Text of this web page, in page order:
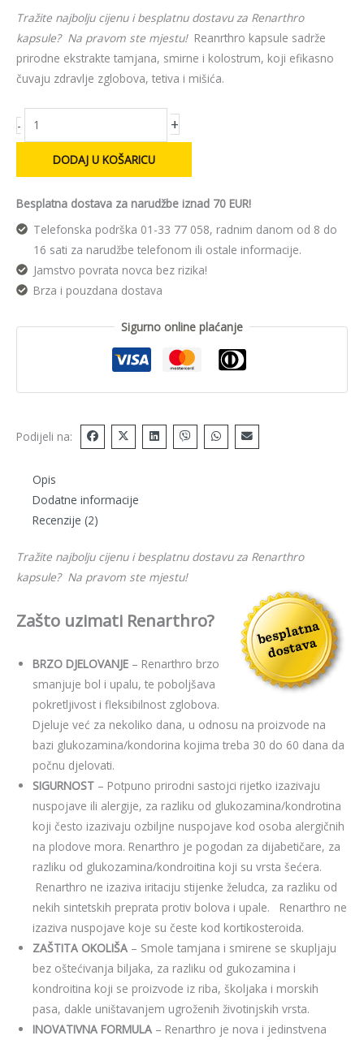
Tražite najbolju cijenu i besplatnu dostavu za Renarthro
kapsule? Na pravom ste mjestu! Reanrthro kapsule sadrže
prirodne ekstrakte tamjana, smirne i kolostrum, koji efikasno
čuvaju zdravlje zglobova, tetiva i mišića.
- +
DODAJ U KOŠARICU
Besplatna dostava za narudžbe iznad 70 EUR!
Telefonska podrška 01-33 77 058, radnim danom od 8 do
16 sati za narudžbe telefonom ili ostale informacije.
Jamstvo povrata novca bez rizika!
Brza i pouzdana dostava
Sigurno online plaćanje
Podijeli na:
Opis
Dodatne informacije
Recenzije (2)
Tražite najbolju cijenu i besplatnu dostavu za Renarthro
kapsule? Na pravom ste mjestu!
Zašto uzimati Renarthro?
BRZO DJELOVANJE – Renarthro brzo
smanjuje bol i upalu, te poboljšava
pokretljivost i fleksibilnost zglobova.
Djeluje već za nekoliko dana, u odnosu na proizvode na
bazi glukozamina/kondorina kojima treba 30 do 60 dana da
počnu djelovati.
SIGURNOST – Potpuno prirodni sastojci rijetko izazivaju
nuspojave ili alergije, za razliku od glukozamina/kondrotina
koji često izazivaju ozbiljne nuspojave kod osoba alergičnih
na plodove mora. Renarthro je pogodan za dijabetičare, za
razliku od glukozamina/kondroitina koji su vrsta šećera.
Renarthro ne izaziva iritaciju stijenke želudca, za razliku od
nekih sintetskih preprata protiv bolova i upale. Renarthro ne
izaziva nuspojave koje su česte kod kortikosteroida.
ZAŠTITA OKOLIŠA – Smole tamjana i smirene se skupljaju
bez oštećivanja biljaka, za razliku od gukozamina i
kondroitina koji se proizvode iz riba, školjaka i morskih
pasa, dakle uništavanjem ugroženih životinjskih vrsta.
INOVATIVNA FORMULA – Renarthro je nova i jedinstvena